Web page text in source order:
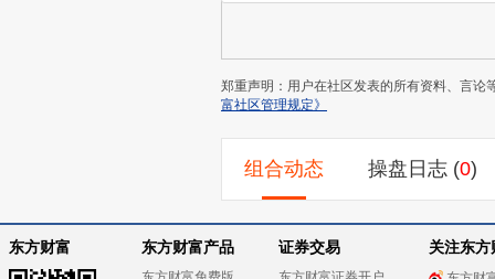
郑重声明：用户在社区发表的所有资料、言论
富社区管理规定》
组合动态 操盘日志 (0)